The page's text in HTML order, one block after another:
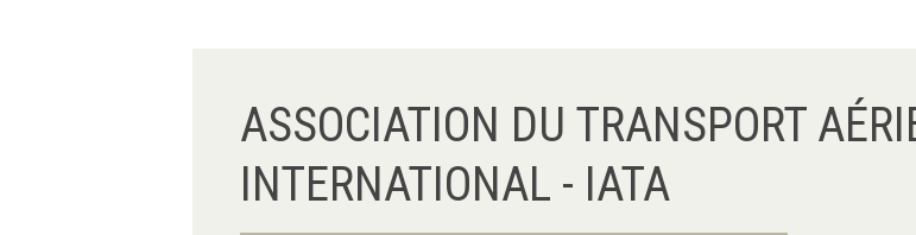
ASSOCIATION DU TRANSPORT
INTERNATIONAL - IATA